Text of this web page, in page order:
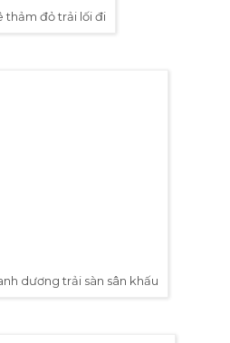
thảm đỏ trải lối đi
dương trải sàn sân khấu